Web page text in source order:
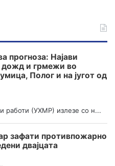
прогноза: Најави
дожд и грмежи во
Полог и на југот од
работи (УХМР) излезе со н...
зафати противпожарно
двајцата